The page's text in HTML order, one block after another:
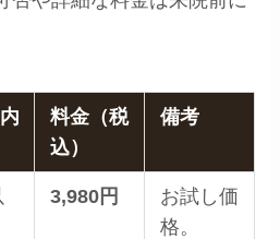
料金（税
込）
備考
3,980円
お試し価
格。